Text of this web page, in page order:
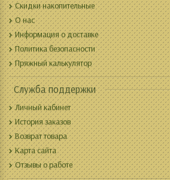
Скидки накопительные
О нас
Информация о доставке
Политика безопасности
Пряжный калькулятор
Служба поддержки
Личный кабинет
История заказов
Возврат товара
Карта сайта
Отзывы о работе